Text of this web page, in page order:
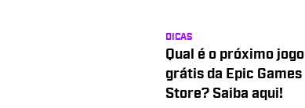
DICAS
Qual é o próximo jogo
grátis da Epic Games
Store? Saiba aqui!